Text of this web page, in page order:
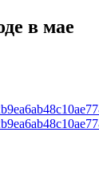
в мае